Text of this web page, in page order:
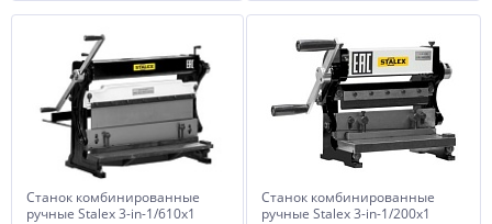
Станок комбинированные
ручные Stalex 3-in-1/610х1
Станок комбинированные
ручные Stalex 3-in-1/200x1